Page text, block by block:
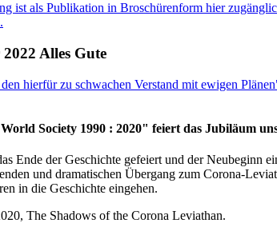
ist als Publikation in Broschürenform hier
Alles Gute
hierfür zu schwachen Verstand mit ewigen
Society 1990 : 2020" feiert das Jubiläum
Ende der Geschichte gefeiert und der
und dramatischen Übergang zum Corona-
in die Geschichte eingehen.
The Shadows of the Corona Leviathan.